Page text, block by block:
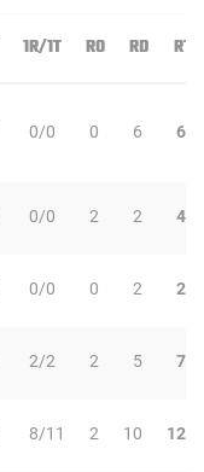
1R/1T RO RD RT
0/0 0 6 6
0/0 2 2 4
0/0 0 2 2
2/2 2 5 7
8/11 2 10 12